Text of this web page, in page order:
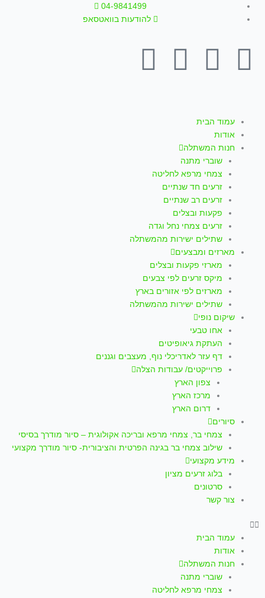
דילוג
לתוכן
04-9841499
להודעות בוואטסאפ
F
c
e
b
o
o
k
f
Y
u
t
u
b
e
I
t
a
g
r
a
m
W
p
עמוד הבית
אודות
חנות המשתלה
שוברי מתנה
צמחי מרפא לחליטה
זרעים חד שנתיים
זרעים רב שנתיים
פקעות ובצלים
זרעים צמחי נחל וגדה
שתילים ישירות מהמשתלה
מארזים ומבצעים
מארזי פקעות ובצלים
מיקס זרעים לפי צבעים
מארזים לפי אזורים בארץ
שתילים ישירות מהמשתלה
שיקום נופי
אחו טבעי
העתקת גיאופיטים
דף עזר לאדריכלי נוף, מעצבים וגננים
פרוייקטים/ עבודות הצלה
צפון הארץ
מרכז הארץ
דרום הארץ
סיורים
צמחי בר, צמחי מרפא ובריכה אקולוגית – סיור מודרך בסיסי
שילוב צמחי בר בגינה הפרטית והציבורית- סיור מודרך מקצועי
מידע מקצועי
בלוג זרעים מציון
סרטונים
צור קשר
עמוד הבית
אודות
חנות המשתלה
שוברי מתנה
צמחי מרפא לחליטה